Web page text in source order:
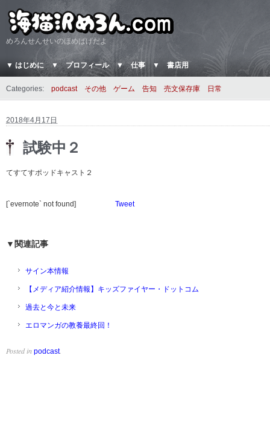
めろんせんせいのほめぱげだよ
▼ はじめに ▼ プロフィール ▼ 仕事 ▼ 書店用
Categories: podcast その他 ゲーム 告知 売文保存庫 日常
2018年4月17日
試験中２
てすてすポッドキャスト２
[`evernote` not found] Tweet
▼関連記事
サイン本情報
【メディア紹介情報】キッズファイヤー・ドットコム
過去と今と未来
エロマンガの教養最終回！
Posted in podcast.